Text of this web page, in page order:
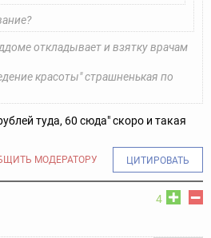
откладывает и взятку врачам
красоты" страшненькая по
туда, 60 сюда" скоро и такая
МОДЕРАТОРУ ЦИТИРОВАТЬ
4